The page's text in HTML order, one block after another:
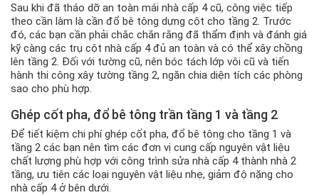
Sau khi đã tháo dỡ an toàn mái nhà cấp 4 cũ, công việc tiếp
theo cần làm là cần đổ bê tông dựng cột cho tầng 2. Trước
đó, các bạn cần phải chắc chắn rằng đã thẩm định và đánh giá
kỹ càng các trụ cột nhà cấp 4 đủ an toàn và có thể xây chồng
lên tầng 2. Đối với tường cũ, nên bóc tách lớp vôi cũ và tiến
hành thi công xây tường tầng 2, ngăn chia diện tích các phòng
sao cho phù hợp.
Ghép cốt pha, đổ bê tông trần tầng 1 và tầng 2
Để tiết kiệm chi phí ghép cốt pha, đổ bê tông cho tầng 1 và
tầng 2 các bạn nên tìm các đơn vị cung cấp nguyên vật liệu
chất lượng phù hợp với công trình sửa nhà cấp 4 thành nhà 2
tầng, ưu tiên các loại nguyên vật liệu nhẹ, giảm độ nặng cho
nhà cấp 4 ở bên dưới.